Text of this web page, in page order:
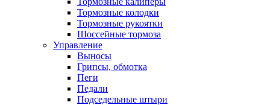
Тормозные колодки
Тормозные рукоятки
Шоссейные тормоза
Управление
Выносы
Грипсы, обмотка
Пеги
Педали
Подседельные штыри